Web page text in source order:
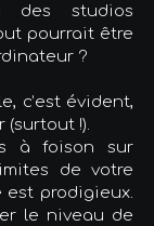
des studios
pourrait être
?
c’est évident,
!).
à foison sur
de votre
est prodigieux.
le niveau de